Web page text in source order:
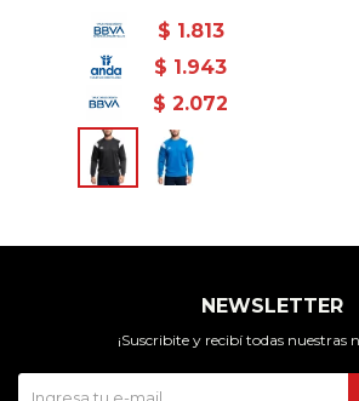
$ 1.813
$ 1.943
$ 2.072
NEWSLETTER
¡Suscribite y recibí todas nuestras